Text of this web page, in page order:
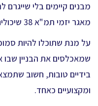
מבנים קיימים בלי
מאגר יזמי תמ"א 38 שיכולים לבצע את השיפוץ עבורם.
על מנת שתוכלו להיות
שמאכלסים את הבניין שבו
ומקצועיים כאחד.